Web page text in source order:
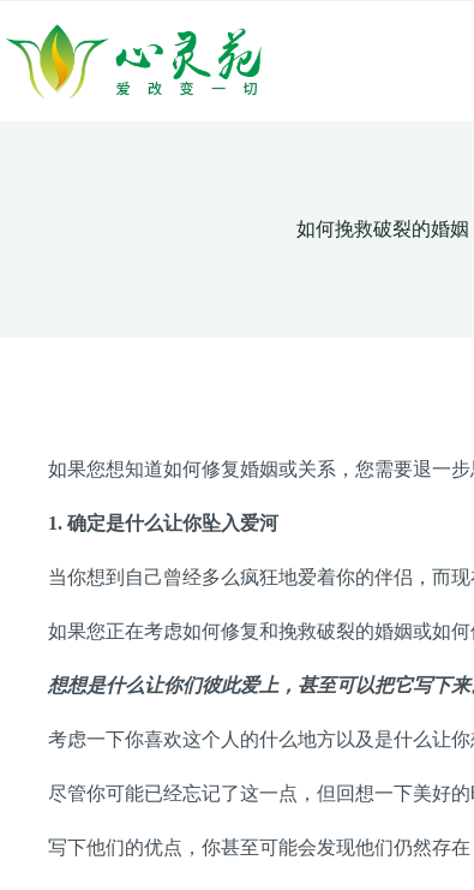
至
如何挽救破裂的婚姻
如果您想知道如何修复婚姻或关系，您需要退一
1. 确定是什么让你坠入爱河
当你想到自己曾经多么疯狂地爱着你的伴侣，而
如果您正在考虑如何修复和挽救破裂的婚姻或如
想想是什么让你们彼此爱上，甚至可以把它写下来
考虑一下你喜欢这个人的什么地方以及是什么让你
尽管你可能已经忘记了这一点，但回想一下美好
写下他们的优点，你甚至可能会发现他们仍然存